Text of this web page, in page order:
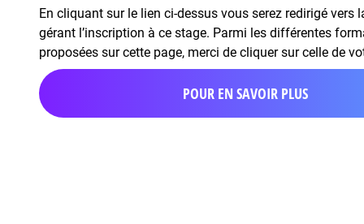
En cliquant sur le lien ci-dessus vous serez redirigé vers
gérant l’inscription à ce stage. Parmi les différentes
proposées sur cette page, merci de cliquer sur celle de
POUR EN SAVOIR PLUS